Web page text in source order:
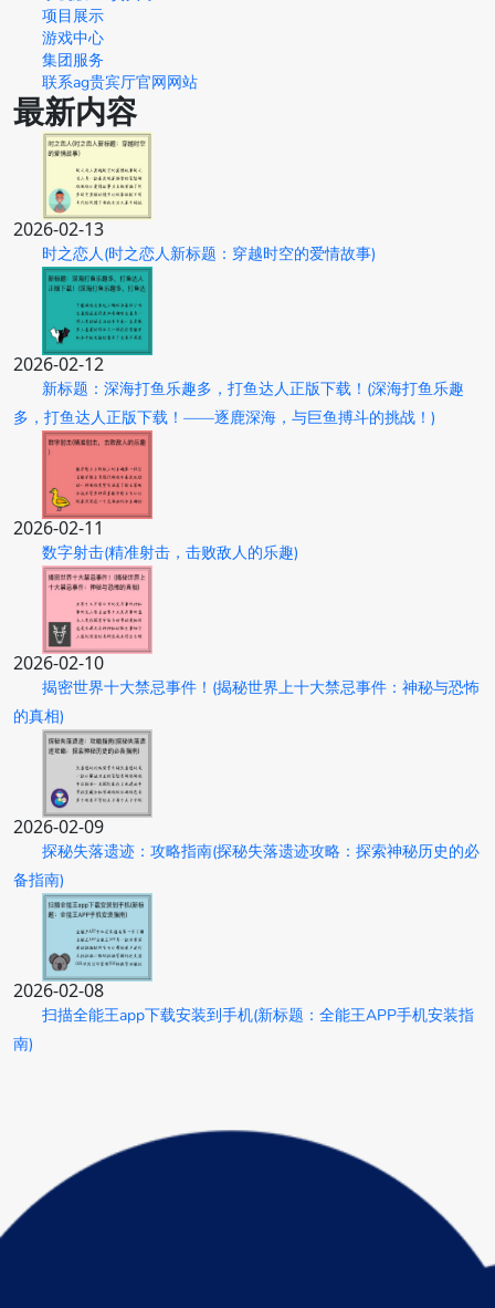
项目展示
游戏中心
集团服务
联系ag贵宾厅官网网站
最新内容
2026-02-13
时之恋人(时之恋人新标题：穿越时空的爱情故事)
2026-02-12
新标题：深海打鱼乐趣多，打鱼达人正版下载！(深海打鱼乐趣
多，打鱼达人正版下载！——逐鹿深海，与巨鱼搏斗的挑战！)
2026-02-11
数字射击(精准射击，击败敌人的乐趣)
2026-02-10
揭密世界十大禁忌事件！(揭秘世界上十大禁忌事件：神秘与恐怖
的真相)
2026-02-09
探秘失落遗迹：攻略指南(探秘失落遗迹攻略：探索神秘历史的必
备指南)
2026-02-08
扫描全能王app下载安装到手机(新标题：全能王APP手机安装指
南)